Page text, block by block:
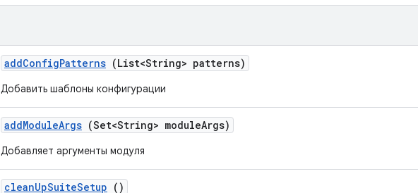
addConfigPatterns (List<String> patterns)
Добавить шаблоны конфигурации
addModuleArgs (Set<String> moduleArgs)
Добавляет аргументы модуля
cleanUpSuiteSetup ()